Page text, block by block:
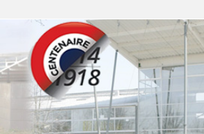
Actions et Projets